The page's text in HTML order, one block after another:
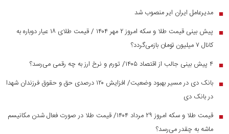
■ مدیرعامل ایران ایر منصوب شد
■
پیش بینی قیمت طلا و سکه امروز ۲ مهر ۱۴۰۴ / قیمت طلای ۱۸ عیار دوباره به
کانال ۷ میلیون تومان بازمی‌گردد؟
■ ۴ پیش بینی جالب از اقتصاد ۱۴۰۵/ تورم و نرخ ارز به چه رقمی می‌رسد؟
■
بانک دی در مسیر بهبود وضعیت/ افزایش ۱۲۰ درصدی حق و حقوق فرزندان شهدا
در بانک دی
■
قیمت طلا و سکه امروز ۲۹ مرداد ۱۴۰۴/ قیمت طلا در صورت فعال شدن مکانیسم
ماشه به چقدر می‌رسد؟